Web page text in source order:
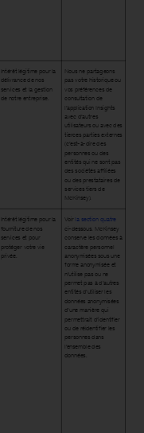
Intérêt légitime pour la
délivrance de nos
services et la gestion
de notre entreprise.
Nous ne partageons
pas votre historique ou
vos préférences de
consultation de
l’application Insights
avec d’autres
utilisateurs ou avec des
tierces parties externes
(c’est-à-dire des
personnes ou des
entités qui ne sont pas
des sociétés affiliées
ou des prestataires de
services tiers de
McKinsey).
Intérêt légitime pour la
fourniture de nos
services et pour
protéger votre vie
privée.
Voir
la section quatre
ci-dessous. McKinsey
conserve les données à
caractère personnel
anonymisées sous une
forme anonymisée et
n’utilise pas ou ne
permet pas à d’autres
entités d’utiliser les
données anonymisées
d’une manière qui
permettrait d’identifier
ou de réidentifier les
personnes dans
l’ensemble des
données.